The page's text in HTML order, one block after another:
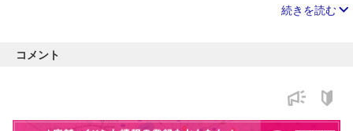
ポーチが付きなのでバックなどに入れても安心です。
続きを読む
コメント